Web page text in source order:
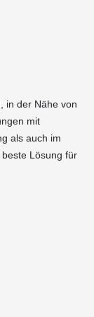
in der Nähe von
mit
als auch im
Lösung für